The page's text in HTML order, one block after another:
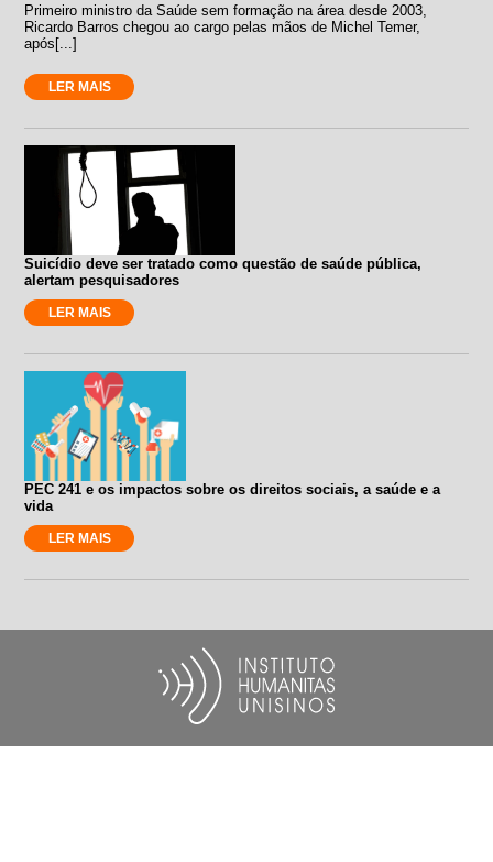
Primeiro ministro da Saúde sem formação na área desde 2003,
Ricardo Barros chegou ao cargo pelas mãos de Michel Temer,
após[...]
LER MAIS
Suicídio deve ser tratado como questão de saúde pública,
alertam pesquisadores
LER MAIS
PEC 241 e os impactos sobre os direitos sociais, a saúde e a
vida
LER MAIS